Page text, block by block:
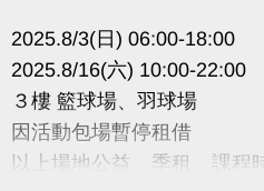
2025.8/3(日) 06:00-18:00
2025.8/16(六) 10:00-22:00
３樓 籃球場、羽球場
因活動包場暫停租借
以上場地公益、季租、課程